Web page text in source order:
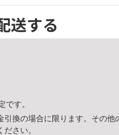
送する
です。
引換の場合に限ります。その他
ださい。